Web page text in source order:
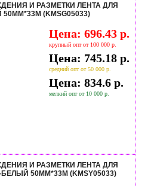
И РАЗМЕТКИ ЛЕНТА ДЛЯ
(KMSG05033)
Цена: 696.43 р.
крупный опт от 100 000 р.
Цена: 745.18 р.
средний опт от 50 000 р.
Цена: 834.6 р.
мелкий опт от 10 000 р.
И РАЗМЕТКИ ЛЕНТА ДЛЯ
50ММ*33М (KMSY05033)